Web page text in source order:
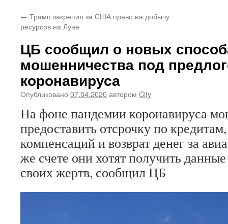
← Трамп закрепил за США право на добычу
ресурсов на Луне
ЦБ сообщил о новых
мошенничества под
коронавируса
Опубликовано 07.04.2020автором City
На фоне пандемии коронавируса
предоставить отсрочку по
компенсаций и возврат денег за
же счете они хотят получить
своих жертв, сообщил ЦБ